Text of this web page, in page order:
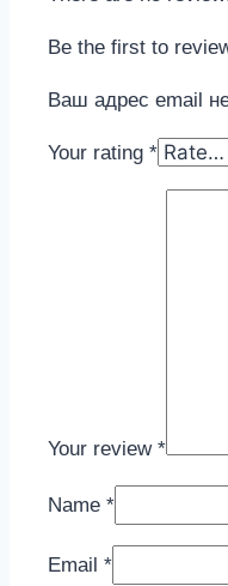
Be the first to
Ваш адрес email
Your rating *
Your review *
Name *
Email *